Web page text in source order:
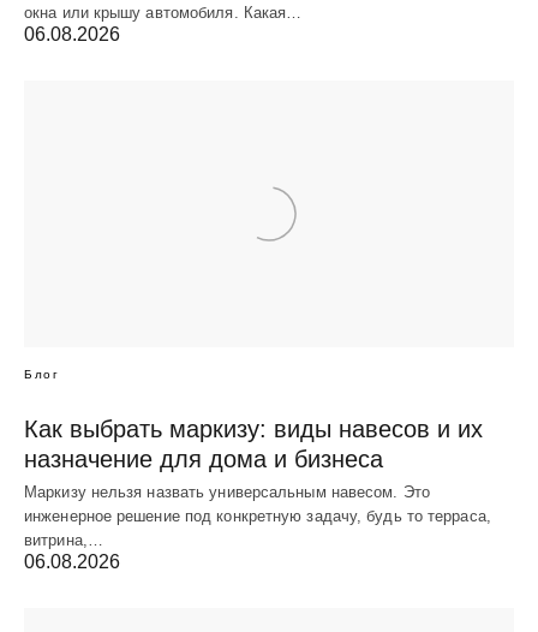
окна или крышу автомобиля. Какая…
06.08.2026
Блог
Как выбрать маркизу: виды навесов и их
назначение для дома и бизнеса
Маркизу нельзя назвать универсальным навесом. Это
инженерное решение под конкретную задачу, будь то терраса,
витрина,…
06.08.2026